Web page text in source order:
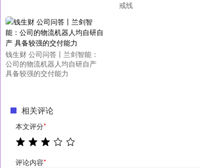
戒线
钱生财 公司问答丨兰剑智能：
公司的物流机器人均自研自产
具备较强的交付能力
相关评论
本文评分*
评论内容*